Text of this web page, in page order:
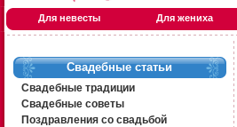
Для невесты Для жениха
Свадебные статьи
Свадебные традиции
Свадебные советы
Поздравления со свадьбой